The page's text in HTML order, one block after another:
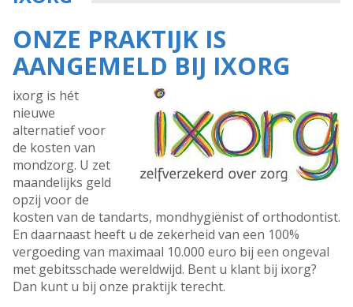
ONZE PRAKTIJK IS
AANGEMELD BIJ IXORG
ixorg is hét
nieuwe
alternatief voor
de kosten van
mondzorg. U zet
maandelijks geld
opzij voor de
kosten van de tandarts, mondhygiënist of orthodontist.
En daarnaast heeft u de zekerheid van een 100%
vergoeding van maximaal 10.000 euro bij een ongeval
met gebitsschade wereldwijd. Bent u klant bij ixorg?
Dan kunt u bij onze praktijk terecht.